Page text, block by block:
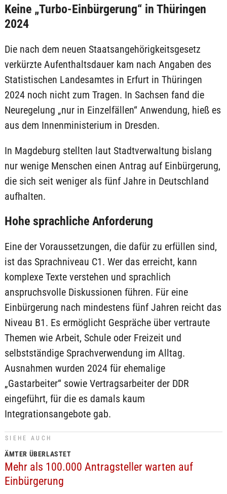
Keine „Turbo-Einbürgerung“ in Thüringen
2024
Die nach dem neuen Staatsangehörigkeitsgesetz
verkürzte Aufenthaltsdauer kam nach Angaben des
Statistischen Landesamtes in Erfurt in Thüringen
2024 noch nicht zum Tragen. In Sachsen fand die
Neuregelung „nur in Einzelfällen“ Anwendung, hieß es
aus dem Innenministerium in Dresden.
In Magdeburg stellten laut Stadtverwaltung bislang
nur wenige Menschen einen Antrag auf Einbürgerung,
die sich seit weniger als fünf Jahre in Deutschland
aufhalten.
Hohe sprachliche Anforderung
Eine der Voraussetzungen, die dafür zu erfüllen sind,
ist das Sprachniveau C1. Wer das erreicht, kann
komplexe Texte verstehen und sprachlich
anspruchsvolle Diskussionen führen. Für eine
Einbürgerung nach mindestens fünf Jahren reicht das
Niveau B1. Es ermöglicht Gespräche über vertraute
Themen wie Arbeit, Schule oder Freizeit und
selbstständige Sprachverwendung im Alltag.
Ausnahmen wurden 2024 für ehemalige
„Gastarbeiter“ sowie Vertragsarbeiter der DDR
eingeführt, für die es damals kaum
Integrationsangebote gab.
SIEHE AUCH
ÄMTER ÜBERLASTET
Mehr als 100.000 Antragsteller warten auf
Einbürgerung